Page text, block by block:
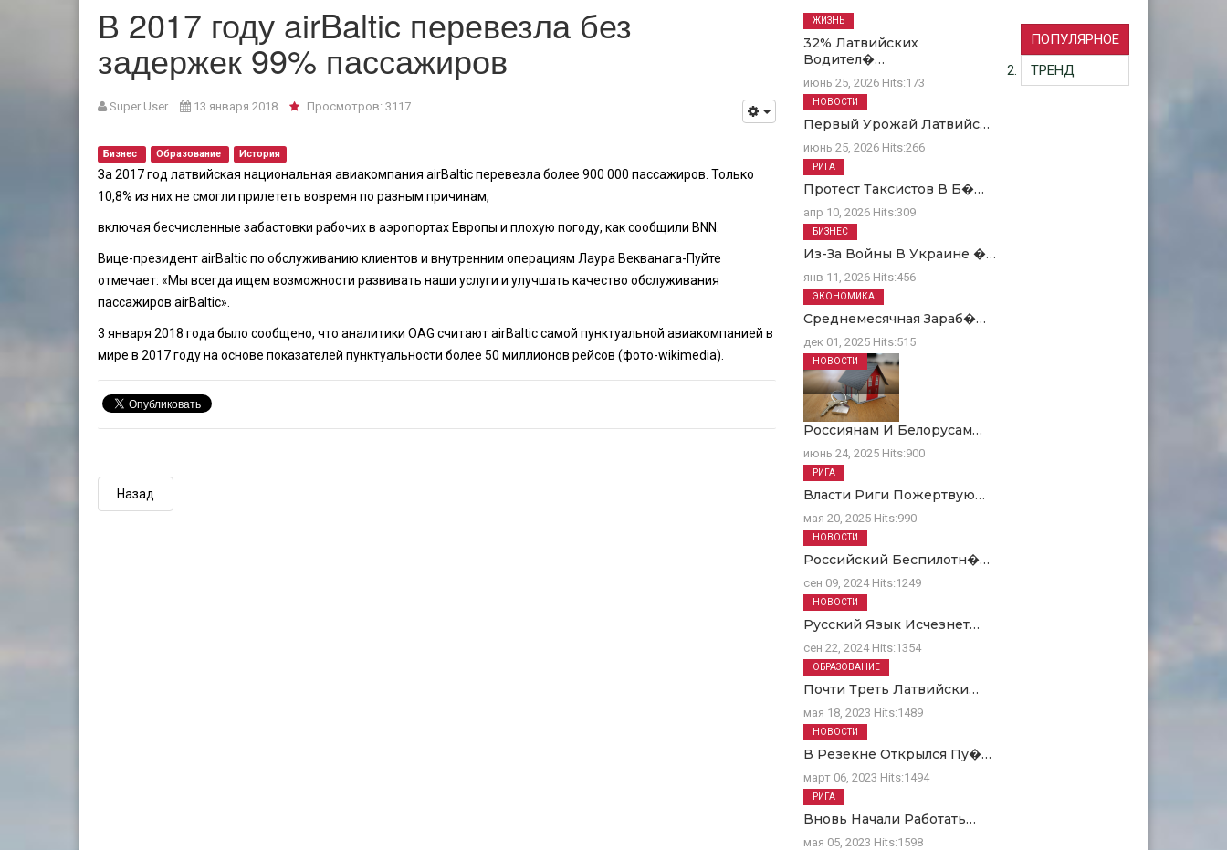
В 2017 году airBaltic перевезла без
задержек 99% пассажиров
Super User 13 января 2018 Просмотров: 3117
Бизнес Образование История
За 2017 год латвийская национальная авиакомпания airBaltic перевезла более 900 000 пассажиров. Только
10,8% из них не смогли прилететь вовремя по разным причинам,
включая бесчисленные забастовки рабочих в аэропортах Европы и плохую погоду, как сообщили BNN.
Вице-президент airBaltic по обслуживанию клиентов и внутренним операциям Лаура Векванага-Пуйте
отмечает: «Мы всегда ищем возможности развивать наши услуги и улучшать качество обслуживания
пассажиров airBaltic».
3 января 2018 года было сообщено, что аналитики OAG считают airBaltic самой пунктуальной авиакомпанией в
мире в 2017 году на основе показателей пунктуальности более 50 миллионов рейсов (фото-wikimedia).
Назад
ПОПУЛЯРНОЕ
ТРЕНД
32% Латвийских
Водител�…
июнь 25, 2026 Hits:173
ЖИЗНЬ
Первый Урожай Латвийс…
июнь 25, 2026 Hits:266
НОВОСТИ
Протест Таксистов В Б�…
апр 10, 2026 Hits:309
РИГА
Из-За Войны В Украине �…
янв 11, 2026 Hits:456
БИЗНЕС
Среднемесячная Зараб�…
дек 01, 2025 Hits:515
ЭКОНОМИКА
Россиянам И Белорусам…
июнь 24, 2025 Hits:900
НОВОСТИ
Власти Риги Пожертвую…
мая 20, 2025 Hits:990
РИГА
Российский Беспилотн�…
сен 09, 2024 Hits:1249
НОВОСТИ
Русский Язык Исчезнет…
сен 22, 2024 Hits:1354
НОВОСТИ
Почти Треть Латвийски…
мая 18, 2023 Hits:1489
ОБРАЗОВАНИЕ
В Резекне Открылся Пу�…
март 06, 2023 Hits:1494
НОВОСТИ
Вновь Начали Работать…
мая 05, 2023 Hits:1598
РИГА